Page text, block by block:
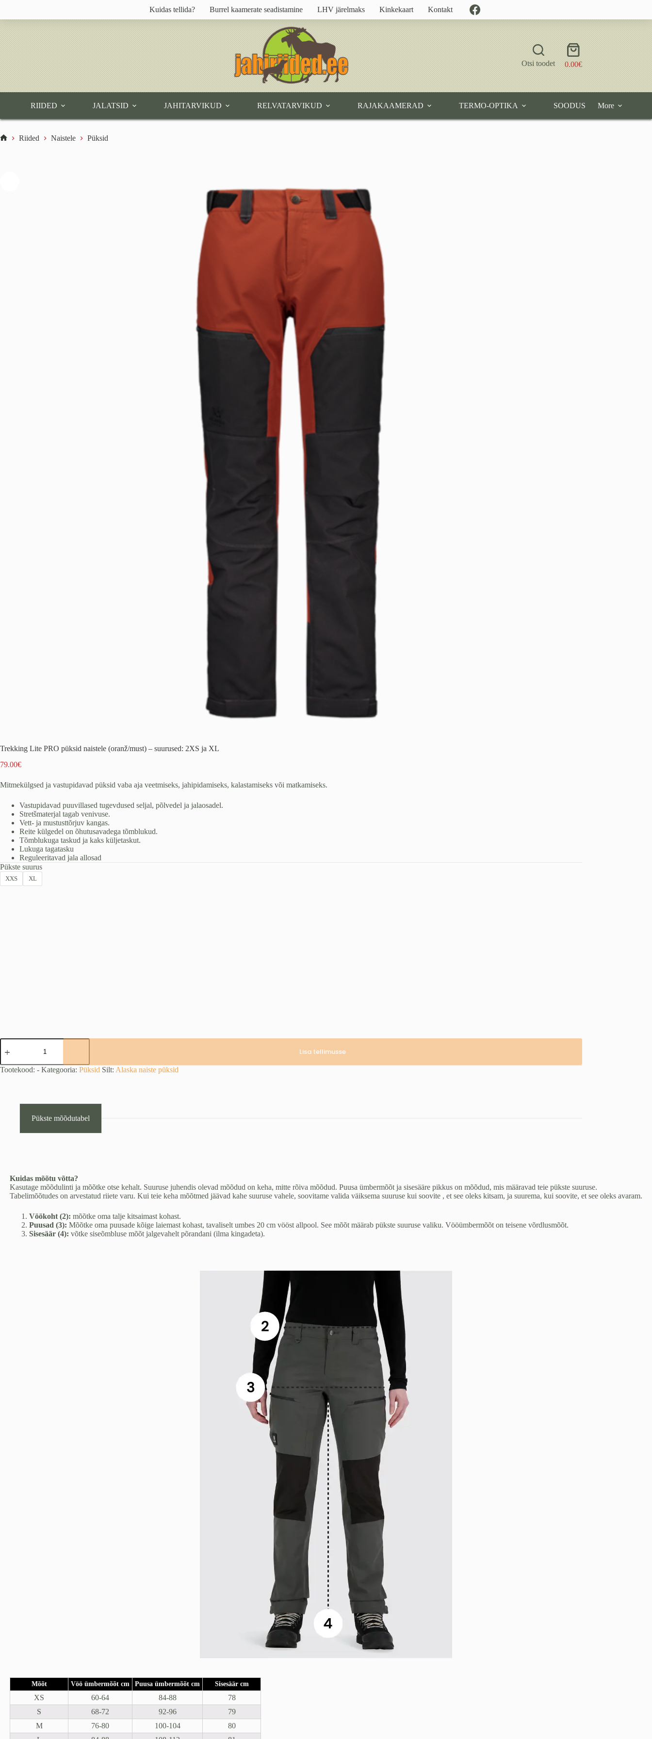
content
Kuidas tellida? Burrel kaamerate seadistamine LHV järelmaks Kinkekaart Kontakt
Otsi toodet
Shopping
cart
0.00€
RIIDED JALATSID JAHITARVIKUD RELVATARVIKUD RAJAKAAMERAD TERMO-OPTIKA SOODUS More
Riided Naistele Püksid
Trekking Lite PRO püksid naistele (oranž/must) – suurused: 2XS ja XL
79.00€
Mitmekülgsed ja vastupidavad püksid vaba aja veetmiseks, jahipidamiseks, kalastamiseks või matkamiseks.
Vastupidavad puuvillased tugevdused seljal, põlvedel ja jalaosadel.
Stretšmaterjal tagab venivuse.
Vett- ja mustusttõrjuv kangas.
Reite külgedel on õhutusavadega tõmblukud.
Tõmblukuga taskud ja kaks küljetaskut.
Lukuga tagatasku
Reguleeritavad jala allosad
Pükste suurus
XXS XL
Trekking
Lite
püksid
naistele
Lisa tellimusse
Tootekood: - Kategooria: Püksid Silt: Alaska naiste püksid
Pükste mõõdutabel
Kuidas mõõtu võtta?
Kasutage mõõdulinti ja mõõtke otse kehalt. Suuruse juhendis olevad mõõdud on keha, mitte rõiva mõõdud. Puusa ümbermõõt ja sisesääre pikkus on mõõdud, mis määravad teie pükste suuruse.
Tabelimõõtudes on arvestatud riiete varu. Kui teie keha mõõtmed jäävad kahe suuruse vahele, soovitame valida väiksema suuruse kui soovite , et see oleks kitsam, ja suurema, kui soovite, et see oleks avaram.
Vöökoht (2): mõõtke oma talje kitsaimast kohast.
Puusad (3): Mõõtke oma puusade kõige laiemast kohast, tavaliselt umbes 20 cm vööst allpool. See mõõt määrab pükste suuruse valiku. Vööümbermõõt on teisene võrdlusmõõt.
Sisesäär (4): võtke siseõmbluse mõõt jalgevahelt põrandani (ilma kingadeta).
Mõõt Vöö ümbermõõt cm Puusa ümbermõõt cm Sisesäär cm
XS 60-64 84-88
78
S
68-72 92-96
79
M
76-80 100-104
80